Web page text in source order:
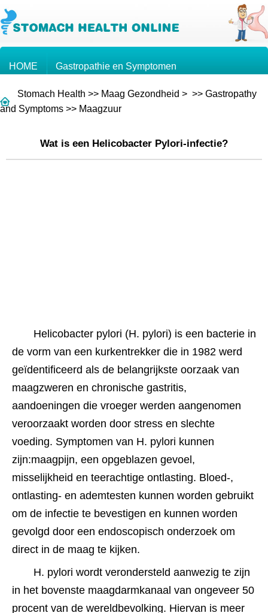
HOME Gastropathie en Symptomen
Kennis over de Maag Maagkanker
Vragen en Antwoorden
Stomach Health >> Maag Gezondheid > >> Gastropathy
and Symptoms >> Maagzuur
Wat is een Helicobacter Pylori-infectie?
Helicobacter pylori (H. pylori) is een bacterie in
de vorm van een kurkentrekker die in 1982 werd
geïdentificeerd als de belangrijkste oorzaak van
maagzweren en chronische gastritis,
aandoeningen die vroeger werden aangenomen
veroorzaakt worden door stress en slechte
voeding. Symptomen van H. pylori kunnen
zijn:maagpijn, een opgeblazen gevoel,
misselijkheid en teerachtige ontlasting. Bloed-,
ontlasting- en ademtesten kunnen worden gebruikt
om de infectie te bevestigen en kunnen worden
gevolgd door een endoscopisch onderzoek om
direct in de maag te kijken.
H. pylori wordt verondersteld aanwezig te zijn
in het bovenste maagdarmkanaal van ongeveer 50
procent van de wereldbevolking. Hiervan is meer